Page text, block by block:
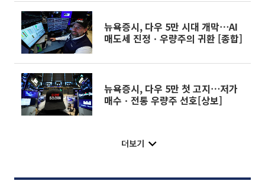
뉴욕증시, 다우 5만 시대 개막⋯AI
매도세 진정ㆍ우량주의 귀환 [종합]
뉴욕증시, 다우 5만 첫 고지⋯저가
매수ㆍ전통 우량주 선호[상보]
더보기